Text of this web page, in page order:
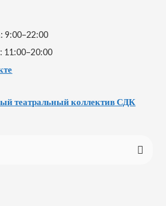
9:00–22:00
11:00–20:00
театральный коллектив СДК